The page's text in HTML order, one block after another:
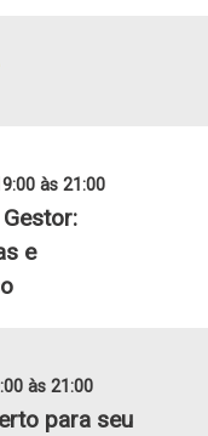
às 21:00
e
às 21:00
para seu